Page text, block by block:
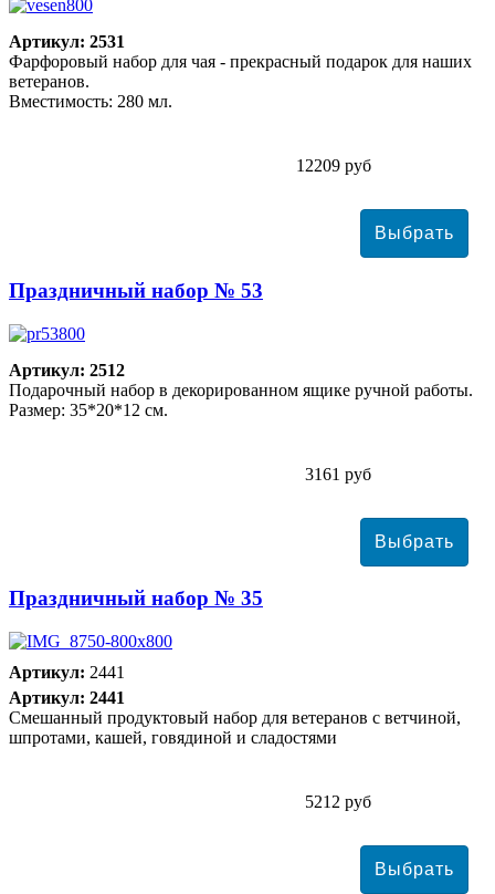
Артикул: 2531
Фарфоровый набор для чая - прекрасный подарок для наших
ветеранов.
Вместимость: 280 мл.
12209 руб
Праздничный набор № 53
Артикул: 2512
Подарочный набор в декорированном ящике ручной работы.
Размер: 35*20*12 см.
3161 руб
Праздничный набор № 35
Артикул: 2441
Артикул: 2441
Смешанный продуктовый набор для ветеранов с ветчиной,
шпротами, кашей, говядиной и сладостями
5212 руб